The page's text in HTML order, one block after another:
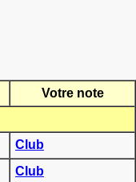
Votre note
Club
Club